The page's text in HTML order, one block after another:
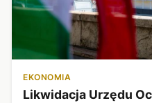
EKONOMIA
Likwidacja Urzędu